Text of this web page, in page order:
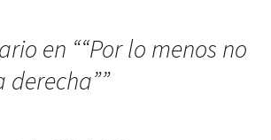
en ““Por lo menos no
derecha””